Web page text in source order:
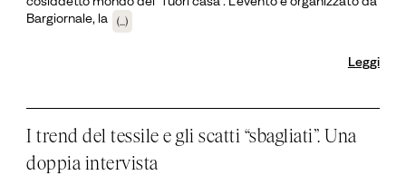
Bargiornale, la
(...)
Leggi
I trend del tessile e gli scatti “sbagliati”. Una
doppia intervista